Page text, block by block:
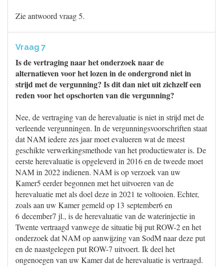
Zie antwoord vraag 5.
Vraag 7
Is de vertraging naar het onderzoek naar de
alternatieven voor het lozen in de ondergrond niet in
strijd met de vergunning? Is dit dan niet uit zichzelf een
reden voor het opschorten van die vergunning?
Nee, de vertraging van de herevaluatie is niet in strijd met de
verleende vergunningen. In de vergunningsvoorschriften staat
dat NAM iedere zes jaar moet evalueren wat de meest
geschikte verwerkingsmethode van het productiewater is. De
eerste herevaluatie is opgeleverd in 2016 en de tweede moet
NAM in 2022 indienen. NAM is op verzoek van uw
Kamer5 eerder begonnen met het uitvoeren van de
herevaluatie met als doel deze in 2021 te voltooien. Echter,
zoals aan uw Kamer gemeld op 13 september6 en
6 december7 jl., is de herevaluatie van de waterinjectie in
Twente vertraagd vanwege de situatie bij put ROW-2 en het
onderzoek dat NAM op aanwijzing van SodM naar deze put
en de naastgelegen put ROW-7 uitvoert. Ik deel het
ongenoegen van uw Kamer dat de herevaluatie is vertraagd.